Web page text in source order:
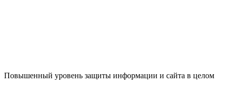
Повышенный уровень защиты информации и сайта в целом